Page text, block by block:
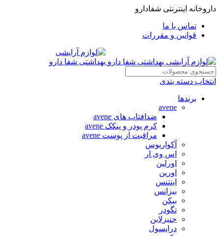
داروخانه اینترنتی شفادارو
تماس با ما
قوانین و مقررات
انتخاب دسته بندی
برندها
avene
ضدافتاب های avene
کرم پودر و پنکک avene
مراقبت از پوست avene
آکواریوس
اس وی ار
اورلین
اورین
اینتنس
بیزانس
بیکن
تگودر
جنیزلاین
درایسول